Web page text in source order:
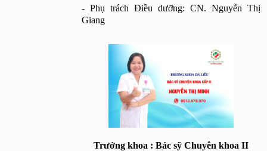
- Phụ trách Điều dưỡng: CN. Nguyễn Thị
Giang
Trưởng khoa : Bác sỹ Chuyên khoa II